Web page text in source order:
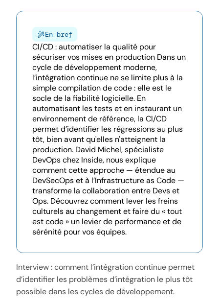
En bref
CI/CD : automatiser la qualité pour
sécuriser vos mises en production Dans un
cycle de développement moderne,
l’intégration continue ne se limite plus à la
simple compilation de code : elle est le
socle de la fiabilité logicielle. En
automatisant les tests et en instaurant un
environnement de référence, la CI/CD
permet d’identifier les régressions au plus
tôt, bien avant qu'elles n'atteignent la
production. David Michel, spécialiste
DevOps chez Inside, nous explique
comment cette approche — étendue au
DevSecOps et à l’Infrastructure as Code —
transforme la collaboration entre Devs et
Ops. Découvrez comment lever les freins
culturels au changement et faire du « tout
est code » un levier de performance et de
sérénité pour vos équipes.
Interview : comment l’intégration continue permet
d’identifier les problèmes d’intégration le plus tôt
possible dans les cycles de développement.